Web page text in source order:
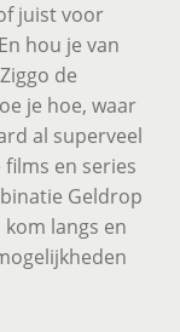
juist voor
hou je van
de
je hoe, waar
al superveel
en series
Geldrop
langs en